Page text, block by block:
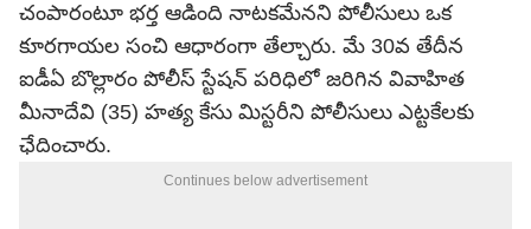
చంపారంటూ భర్త ఆడింది నాటకమేనని పోలీసులు ఒక
కూరగాయల సంచి ఆధారంగా తేల్చారు. మే 30వ తేదీన
ఐడీఏ బొల్లారం పోలీస్ స్టేషన్ పరిధిలో జరిగిన వివాహిత
మీనాదేవి (35) హత్య కేసు మిస్టరీని పోలీసులు ఎట్టకేలకు
ఛేదించారు.
Continues below advertisement